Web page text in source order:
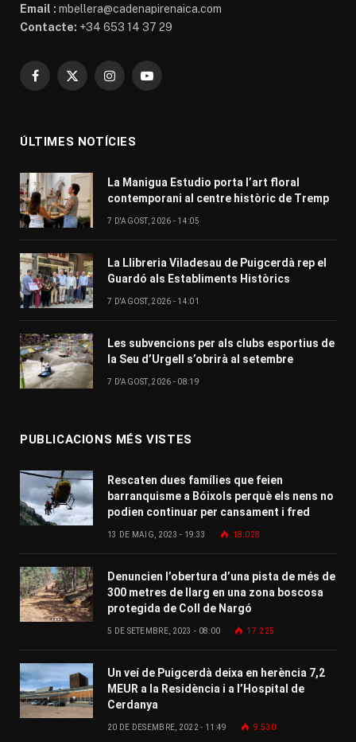
Email : mbellera@cadenapirenaica.com
Contacte: +34 653 14 37 29
Facebook
X
InstagramYouTube
ÚLTIMES NOTÍCIES
La Manigua Estudio porta l’art floral
contemporani al centre històric de Tremp
7 D'AGOST, 2026 - 14:05
La Llibreria Viladesau de Puigcerdà rep el
Guardó als Establiments Històrics
7 D'AGOST, 2026 - 14:01
Les subvencions per als clubs esportius de
la Seu d’Urgell s’obrirà al setembre
7 D'AGOST, 2026 - 08:19
PUBLICACIONS MÉS VISTES
Rescaten dues famílies que feien
barranquisme a Bóixols perquè els nens no
podien continuar per cansament i fred
13 DE MAIG, 2023 - 19:33 18.028
Denuncien l’obertura d’una pista de més de
300 metres de llarg en una zona boscosa
protegida de Coll de Nargó
5 DE SETEMBRE, 2023 - 08:00 17.225
Un veí de Puigcerdà deixa en herència 7,2
MEUR a la Residència i a l’Hospital de
Cerdanya
20 DE DESEMBRE, 2022 - 11:49 9.530